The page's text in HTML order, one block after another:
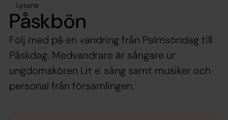
Lyssna
Påskbön
Följ med på en vandring från Palmsöndag till
Påskdag. Medvandrare är sångare ur
ungdomskören Lit e' sång samt musiker och
personal från församlingen.